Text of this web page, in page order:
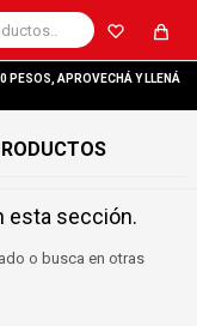
PESOS, APROVECHÁ Y LLENÁ
esta sección.
o busca en otras